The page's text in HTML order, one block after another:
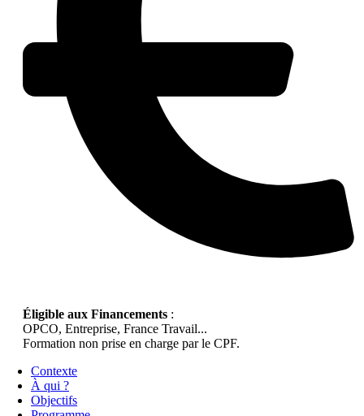
Éligible aux Financements :
OPCO, Entreprise, France Travail...
Formation non prise en charge par le CPF.
Contexte
À qui ?
Objectifs